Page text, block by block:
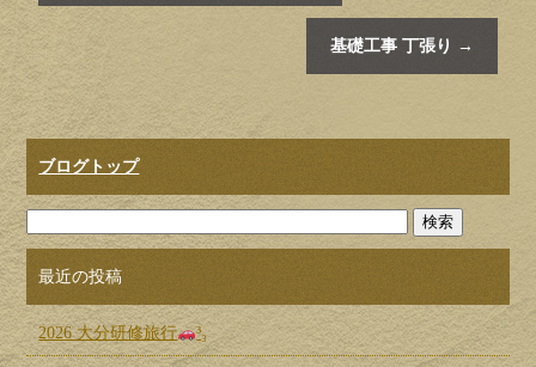
基礎工事 丁張り →
ブログトップ
最近の投稿
2026 大分研修旅行 ³₃